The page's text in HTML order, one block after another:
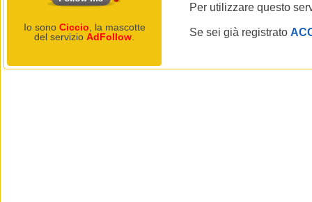
Io sono Ciccio , la mascotte
del servizio AdFollow
Per utilizzare questo
Se sei già registrato